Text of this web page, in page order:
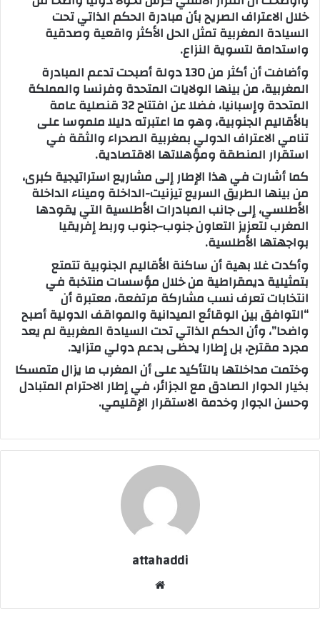
خلال الاعتراف الصريح بأن مبادرة الحكم الذاتي تحت
السيادة المغربية تمثل الحل الأكثر واقعية وصدقية
واستدامة لتسوية النزاع.
وأضافت أن أكثر من 130 دولة أصبحت تدعم المبادرة
المغربية، من بينها الولايات المتحدة وفرنسا والمملكة
المتحدة وإسبانيا، فضلا عن افتتاح 32 قنصلية عامة
بالأقاليم الجنوبية، وهو ما اعتبرته دليلا ملموسا على
تنامي الاعتراف الدولي بمغربية الصحراء والثقة في
استقرار المنطقة ومؤهلاتها الاقتصادية.
كما أشارت في هذا الإطار إلى مشاريع استراتيجية كبرى،
من بينها الطريق السريع تيزنيت-الداخلة وميناء الداخلة
الأطلسي، إلى جانب المبادرات الأطلسية التي يقودها
المغرب لتعزيز التعاون جنوب-جنوب وربط إفريقيا
بواجهتها الأطلسية.
وأكدت غلا بهية أن ساكنة الأقاليم الجنوبية تتمتع
بتمثيلية ديمقراطية من خلال مؤسسات منتخبة في
انتخابات تعرف نسب مشاركة مرتفعة، معتبرة أن
“التوافق بين الوقائع الميدانية والمواقف الدولية أصبح
واضحا”، وأن الحكم الذاتي تحت السيادة المغربية لم يعد
مجرد مقترح، بل إطارا يحظى بدعم دولي متزايد.
وختمت مداخلتها بالتأكيد على أن المغرب ما يزال متمسكا
بخيار الحوار الصادق مع الجزائر، في إطار الاحترام المتبادل
وحسن الجوار وخدمة الاستقرار الإقليمي.
attahaddi